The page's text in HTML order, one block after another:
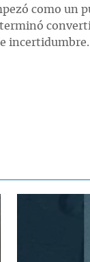
como un
incertidumbre.